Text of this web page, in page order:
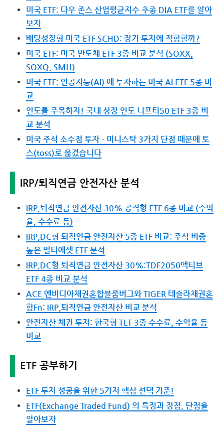
미국 ETF: 다우 존스 산업평균지수 추종 DIA ETF를 알아
보자
배당성장형 미국 ETF SCHD: 장기 투자에 적합할까?
미국 ETF: 미국 반도체 ETF 3종 비교 분석 (SOXX,
SOXQ, SMH)
미국 ETF: 인공지능(AI) 에 투자하는 미국 AI ETF 5종 비
교
인도를 주목하자! 국내 상장 인도 니프티50 ETF 3종 비
교 분석
미국 주식 소수점 투자 - 미니스탁 3가지 단점 때문에 토
스(toss)로 옮겼습니다
IRP/퇴직연금 안전자산 분석
IRP,퇴직연금 안전자산 30% 공격형 ETF 6종 비교 (수익
율, 수수료 등)
IRP,DC형 퇴직연금 안전자산 5종 ETF 비교: 주식 비중
높은 멀티에셋 ETF 분석
IRP,DC형 퇴직연금 안전자산 30%:TDF2050액티브
ETF 4종 비교 분석
ACE 엔비디아채권혼합블룸버그와 TIGER 테슬라채권혼
합Fn: IRP,퇴직연금 안전자산 비교 분석
안전자산 채권 투자: 한국형 TLT 3종 수수료, 수익율 등
비교
ETF 공부하기
ETF 투자 성공을 위한 5가지 핵심 선택 기준!
ETF(Exchange Traded Fund) 의 특징과 장점, 단점을
알아보자